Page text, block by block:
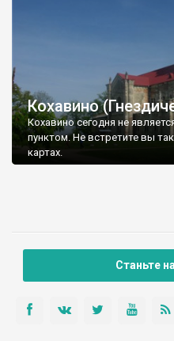
Кохавино
Кохавино сегодня не
пунктом. Не встретите вы
картах.
Станьте